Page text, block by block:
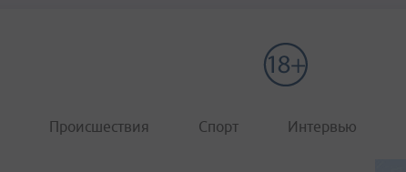
Происшествия Спорт Интервью